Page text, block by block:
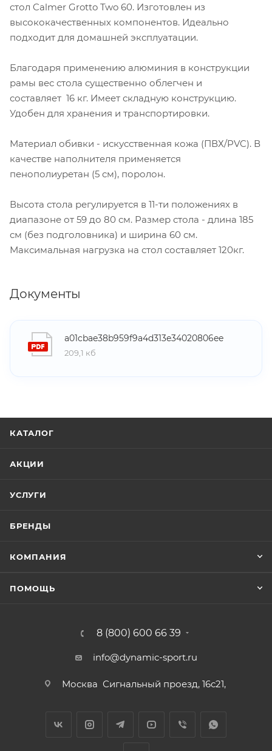
стол Calmer Grotto Two 60. Изготовлен из
высококачественных компонентов. Идеально
подходит для домашней эксплуатации.
Благодаря применению алюминия в конструкции
рамы вес стола существенно облегчен и
составляет 16 кг. Имеет складную конструкцию.
Удобен для хранения и транспортировки.
Материал обивки - искусственная кожа (ПВХ/PVC). В
качестве наполнителя применяется
пенополиуретан (5 см), поролон.
Высота стола регулируется в 11-ти положениях в
диапазоне от 59 до 80 см. Размер стола - длина 185
см (без подголовника) и ширина 60 см.
Максимальная нагрузка на стол составляет 120кг.
Документы
a01cbae38b959f9a4d313e34020806ee
209,1 кб
КАТАЛОГ
АКЦИИ
УСЛУГИ
БРЕНДЫ
КОМПАНИЯ
ПОМОЩЬ
8 (800) 600 66 39
info@dynamic-sport.ru
Москва Сигнальный проезд, 16с21,